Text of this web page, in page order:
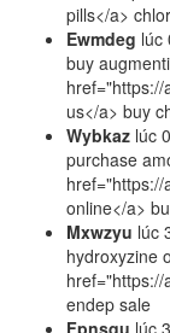
pills</a>
Ewmdeg lúc
buy
us</a> buy
Wybkaz lúc
purchase
online</a>
Mxwzyu lúc
hydroxyzine
endep sale